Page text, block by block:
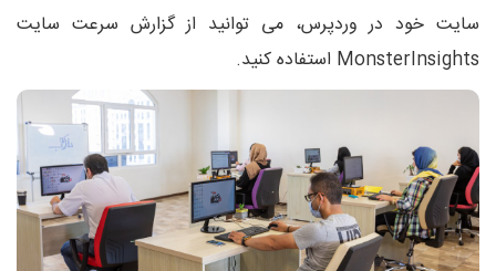
سایت خود در وردپرس، می توانید از گزارش سرعت سایت
MonsterInsights استفاده کنید.